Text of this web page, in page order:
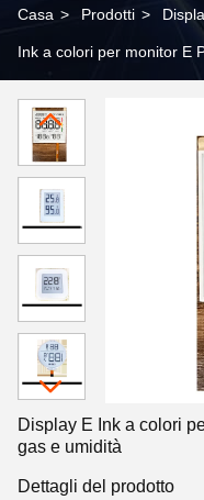
Casa > Prodotti >
Ink a colori per monitor E
Display E Ink a colori
gas e umidità
Dettagli del prodotto